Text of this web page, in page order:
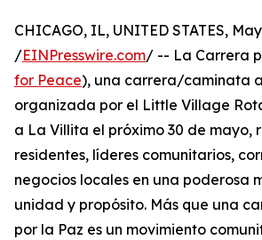
CHICAGO, IL, UNITED STATES,
/EINPresswire.com/ -- La Carrera
for Peace), una carrera/caminata
organizada por el Little Village
a La Villita el próximo 30 de mayo,
residentes, líderes comunitarios,
negocios locales en una poderosa
unidad y propósito. Más que una
por la Paz es un movimiento